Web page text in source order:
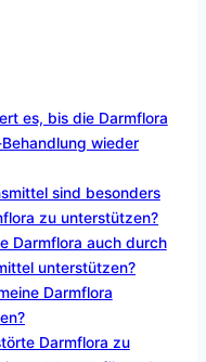
es, bis die Darmflora
wieder
sind besonders
zu unterstützen?
Darmflora auch durch
unterstützen?
Darmflora
Darmflora zu